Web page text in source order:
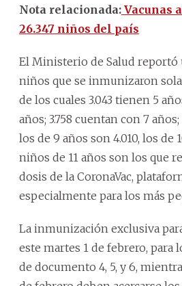
Nota relacionada: Vacunas
26.347 niños del país
El Ministerio de Salud reportó
niños que se inmunizaron
de los cuales 3.043 tienen 5
años; 3.758 cuentan con 7 años;
los de 9 años son 4.010, los de
niños de 11 años son los que
dosis de la CoronaVac,
especialmente para los más
La inmunización exclusiva
este martes 1 de febrero, para
de documento 4, 5, y 6,